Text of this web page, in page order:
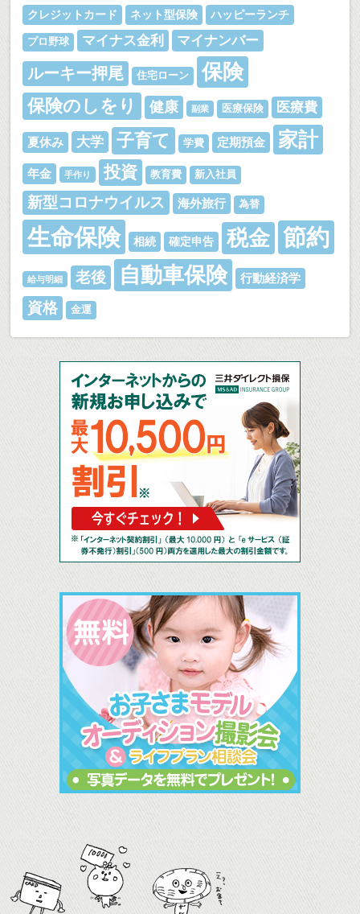
クレジットカード ネット型保険 ハッピーランチ
プロ野球 マイナス金利 マイナンバー
ルーキー押尾 住宅ローン 保険
保険のしをり 健康 副業 医療保険 医療費
夏休み 大学 子育て 学費 定期預金 家計
年金 手作り 投資 教育費 新入社員
新型コロナウイルス 海外旅行 為替
生命保険 相続 確定申告 税金 節約
給与明細 老後 自動車保険 行動経済学
資格 金運